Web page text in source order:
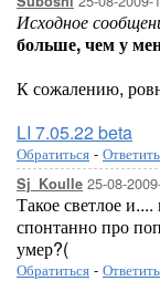
Исходное
больше, чем у
К сожалению,
LI 7.05.22 beta
Обратиться - Ответить
Sj_Koulle 25-08-
Такое светлое
спонтанно про
умер?(
Обратиться - Ответить